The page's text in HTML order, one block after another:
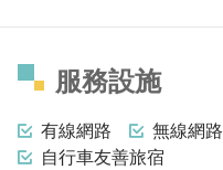
服務設施
有線網路 無線網路
自行車友善旅宿